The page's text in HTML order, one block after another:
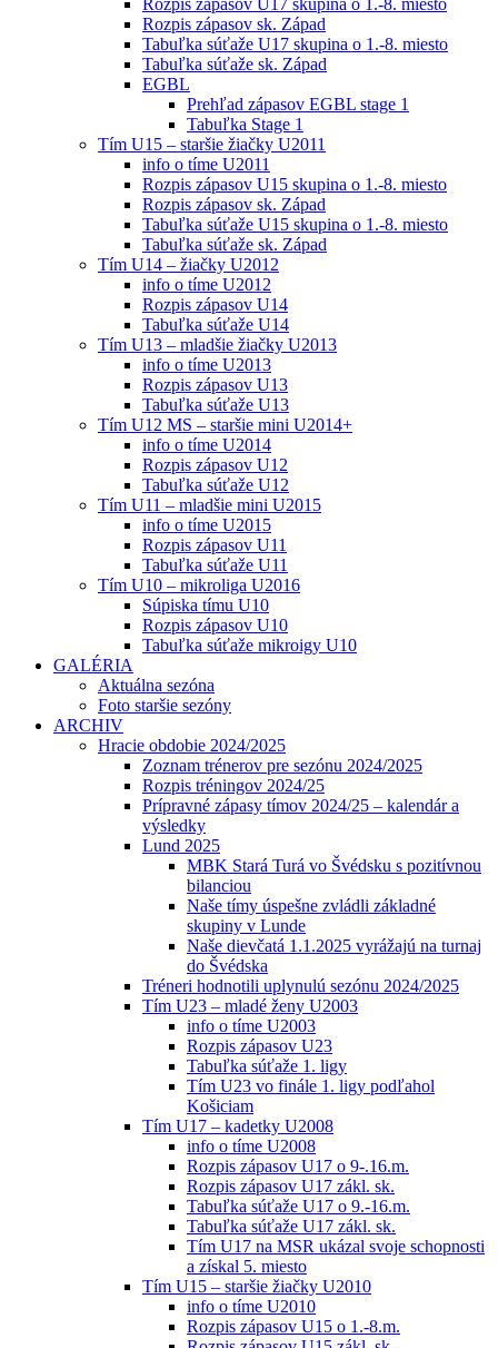
Rozpis zápasov sk. Západ
Tabuľka súťaže U17 skupina o 1.-8. miesto
Tabuľka súťaže sk. Západ
EGBL
Prehľad zápasov EGBL stage 1
Tabuľka Stage 1
Tím U15 – staršie žiačky U2011
info o tíme U2011
Rozpis zápasov U15 skupina o 1.-8. miesto
Rozpis zápasov sk. Západ
Tabuľka súťaže U15 skupina o 1.-8. miesto
Tabuľka súťaže sk. Západ
Tím U14 – žiačky U2012
info o tíme U2012
Rozpis zápasov U14
Tabuľka súťaže U14
Tím U13 – mladšie žiačky U2013
info o tíme U2013
Rozpis zápasov U13
Tabuľka súťaže U13
Tím U12 MS – staršie mini U2014+
info o tíme U2014
Rozpis zápasov U12
Tabuľka súťaže U12
Tím U11 – mladšie mini U2015
info o tíme U2015
Rozpis zápasov U11
Tabuľka súťaže U11
Tím U10 – mikroliga U2016
Súpiska tímu U10
Rozpis zápasov U10
Tabuľka súťaže mikroigy U10
GALÉRIA
Aktuálna sezóna
Foto staršie sezóny
ARCHIV
Hracie obdobie 2024/2025
Zoznam trénerov pre sezónu 2024/2025
Rozpis tréningov 2024/25
Prípravné zápasy tímov 2024/25 – kalendár a
výsledky
Lund 2025
MBK Stará Turá vo Švédsku s pozitívnou
bilanciou
Naše tímy úspešne zvládli základné
skupiny v Lunde
Naše dievčatá 1.1.2025 vyrážajú na turnaj
do Švédska
Tréneri hodnotili uplynulú sezónu 2024/2025
Tím U23 – mladé ženy U2003
info o tíme U2003
Rozpis zápasov U23
Tabuľka súťaže 1. ligy
Tím U23 vo finále 1. ligy podľahol
Košiciam
Tím U17 – kadetky U2008
info o tíme U2008
Rozpis zápasov U17 o 9-.16.m.
Rozpis zápasov U17 zákl. sk.
Tabuľka súťaže U17 o 9.-16.m.
Tabuľka súťaže U17 zákl. sk.
Tím U17 na MSR ukázal svoje schopnosti
a získal 5. miesto
Tím U15 – staršie žiačky U2010
info o tíme U2010
Rozpis zápasov U15 o 1.-8.m.